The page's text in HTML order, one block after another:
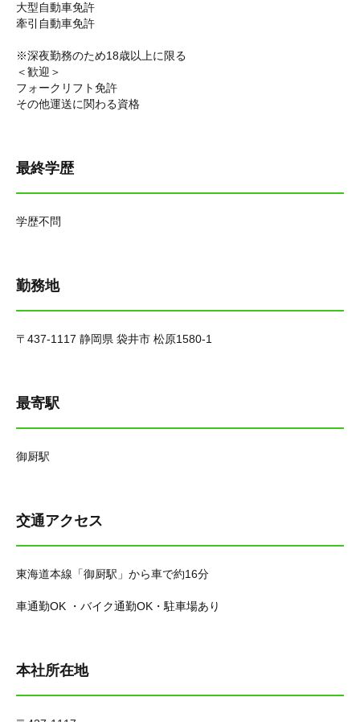
大型自動車免許
牽引自動車免許
※深夜勤務のため18歳以上に限る
＜歓迎＞
フォークリフト免許
その他運送に関わる資格
最終学歴
学歴不問
勤務地
〒437-1117 静岡県 袋井市 松原1580-1
最寄駅
御厨駅
交通アクセス
東海道本線「御厨駅」から車で約16分
車通勤OK ・バイク通勤OK・駐車場あり
本社所在地